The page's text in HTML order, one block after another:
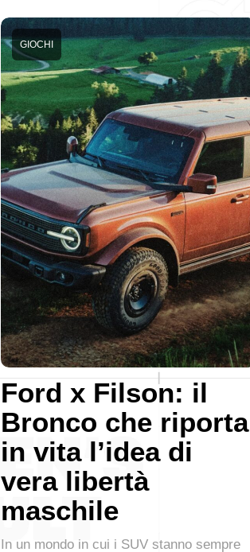
Ford x Filson: il
Bronco che riporta
in vita l’idea di
vera libertà
maschile
GIOCHI
In un mondo in cui i SUV stanno sempre